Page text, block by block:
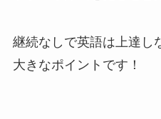
継続なしで英語は上達し
大きなポイントです！